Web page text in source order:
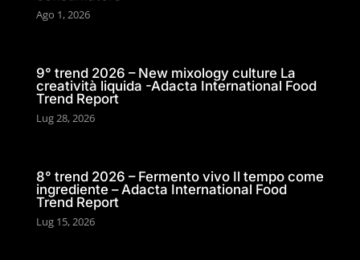
Ago 1, 2026
9° trend 2026 – New mixology culture La
creatività liquida -Adacta International Food
Trend Report
Lug 28, 2026
8° trend 2026 – Fermento vivo Il tempo come
ingrediente – Adacta International Food
Trend Report
Lug 15, 2026